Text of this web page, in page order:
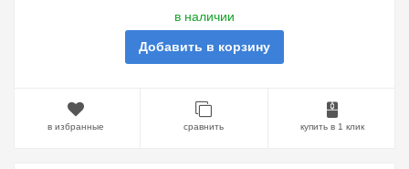
в наличии
Добавить в корзину
в избранные сравнить купить в 1 клик